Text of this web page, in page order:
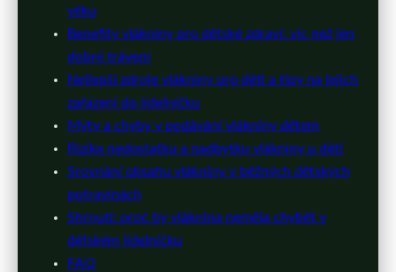
věku
Benefity vlákniny pro dětské zdraví: víc než jen
dobré trávení
Nejlepší zdroje vlákniny pro děti a tipy na jejich
zařazení do jídelníčku
Mýty a chyby v podávání vlákniny dětem
Rizika nedostatku a nadbytku vlákniny u dětí
Srovnání obsahu vlákniny v běžných dětských
potravinách
Shrnutí: proč by vláknina neměla chybět v
dětském jídelníčku
FAQ